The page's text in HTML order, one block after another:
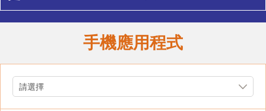
手機應用程式